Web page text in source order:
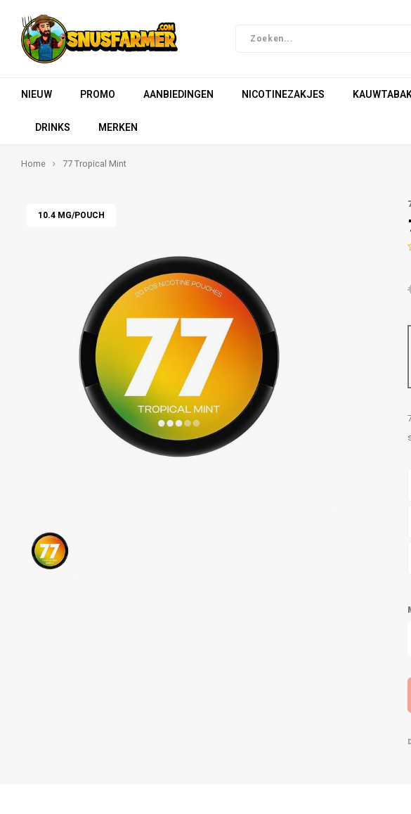
NIEUW PROMO AANBIEDINGEN NICOTINEZAKJES
DRINKS MERKEN
Home 77 Tropical Mint
10.4 MG/POUCH